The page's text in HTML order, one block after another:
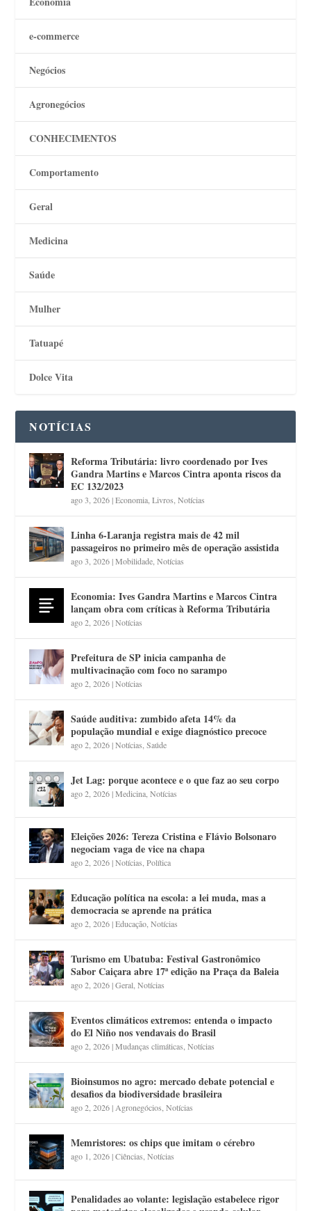
e-commerce
Negócios
Agronegócios
CONHECIMENTOS
Comportamento
Geral
Medicina
Saúde
Mulher
Tatuapé
Dolce Vita
NOTÍCIAS
Reforma Tributária: livro coordenado por Ives
Gandra Martins e Marcos Cintra aponta riscos da
EC 132/2023
ago 3, 2026|Economia ,Livros ,Notícias
Linha 6-Laranja registra mais de 42 mil
passageiros no primeiro mês de operação assistida
ago 3, 2026|Mobilidade ,Notícias
Economia: Ives Gandra Martins e Marcos Cintra
lançam obra com críticas à Reforma Tributária
ago 2, 2026|Notícias
Prefeitura de SP inicia campanha de
multivacinação com foco no sarampo
ago 2, 2026|Notícias
Saúde auditiva: zumbido afeta 14% da
população mundial e exige diagnóstico precoce
ago 2, 2026|Notícias ,Saúde
Jet Lag: porque acontece e o que faz ao seu corpo
ago 2, 2026|Medicina ,Notícias
Eleições 2026: Tereza Cristina e Flávio Bolsonaro
negociam vaga de vice na chapa
ago 2, 2026|Notícias ,Política
Educação política na escola: a lei muda, mas a
democracia se aprende na prática
ago 2, 2026|Educação ,Notícias
Turismo em Ubatuba: Festival Gastronômico
Sabor Caiçara abre 17ª edição na Praça da Baleia
ago 2, 2026|Geral ,Notícias
Eventos climáticos extremos: entenda o impacto
do El Niño nos vendavais do Brasil
ago 2, 2026|Mudanças climáticas ,Notícias
Bioinsumos no agro: mercado debate potencial e
desafios da biodiversidade brasileira
ago 2, 2026| Agronegócios ,Notícias
Memristores: os chips que imitam o cérebro
ago 1, 2026|Ciências ,Notícias
Penalidades ao volante: legislação estabelece rigor